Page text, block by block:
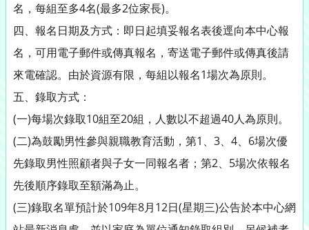
名，每組至多4名(最多2位家長)。
四、報名日期及方式：即日起填妥報名表後逕向本中心報
名，可用電子郵件或傳真報名，寄送電子郵件或傳真後請
來電確認。由於資源有限，每組以報名1場次為原則。
五、錄取方式：
(一)每場次錄取10組至20組，人數以不超過40人為原則。
(二)為鼓勵男性參與親職教育活動，第1、3、4、6場次優
先錄取男性照顧者與子女一同報名者；第2、5場次依報名
先後順序錄取至額滿為止。
(三)錄取名單預計於109年8月12日(星期三)公告於本中心網